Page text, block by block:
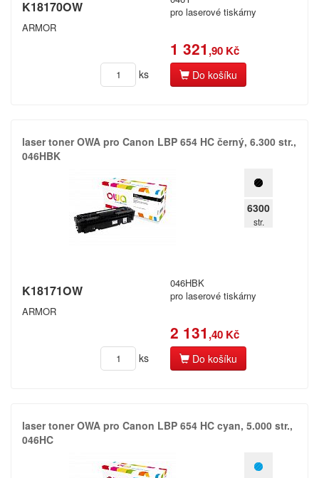
K18170OW
ARMOR
pro laserové tiskárny
1 321 ,90 Kč
ks Do košíku
laser toner OWA pro Canon LBP 654 HC černý,​ 6.​300 str.​,​
046HBK
6300
str.
K18171OW
ARMOR
046HBK
pro laserové tiskárny
2 131 ,40 Kč
ks Do košíku
laser toner OWA pro Canon LBP 654 HC cyan,​ 5.​000 str.​,​
046HC